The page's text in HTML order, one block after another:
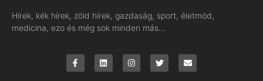
Hírek, kék hírek, zöld hírek, gazdaság, sport, életmód,
medicina, ezo és még sok minden más…